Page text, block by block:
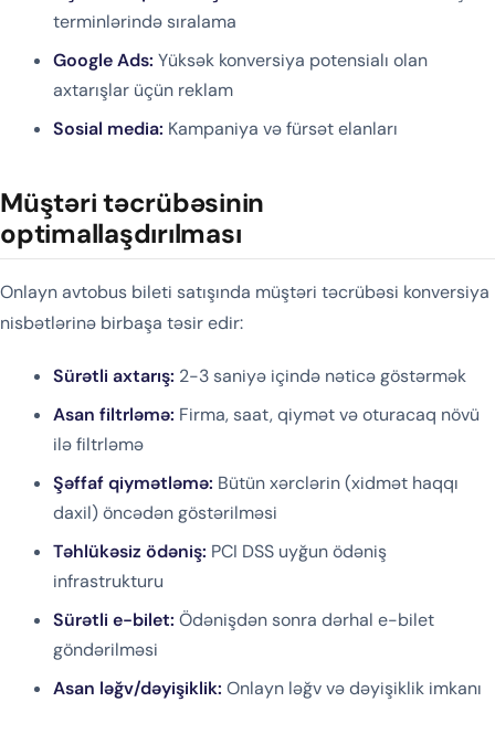
terminlərində sıralama
Google Ads: Yüksək konversiya potensialı olan
axtarışlar üçün reklam
Sosial media: Kampaniya və fürsət elanları
Müştəri təcrübəsinin
optimallaşdırılması
Onlayn avtobus bileti satışında müştəri təcrübəsi konversiya
nisbətlərinə birbaşa təsir edir:
Sürətli axtarış: 2-3 saniyə içində nəticə göstərmək
Asan filtrləmə: Firma, saat, qiymət və oturacaq növü
ilə filtrləmə
Şəffaf qiymətləmə: Bütün xərclərin (xidmət haqqı
daxil) öncədən göstərilməsi
Təhlükəsiz ödəniş: PCI DSS uyğun ödəniş
infrastrukturu
Sürətli e-bilet: Ödənişdən sonra dərhal e-bilet
göndərilməsi
Asan ləğv/dəyişiklik: Onlayn ləğv və dəyişiklik imkanı